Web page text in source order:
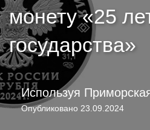
монету «25
государства»
Используя
Опубликовано 23.09.2024